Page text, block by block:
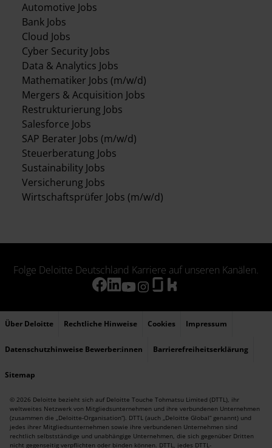
Automotive Jobs
Bank Jobs
Cloud Jobs
Cyber Security Jobs
Data & Analytics Jobs
Mathematiker Jobs (m/w/d)
Mergers & Acquisition Jobs
Restrukturierung Jobs
Salesforce Jobs
SAP Berater Jobs (m/w/d)
Steuerberatung Jobs
Sustainability Jobs
Versicherung Jobs
Wirtschaftsprüfer Jobs (m/w/d)
Folge Deloitte Deutschland Karriere auf unseren Kanälen.
Über Deloitte Rechtliche Hinweise Cookies Impressum
Datenschutzhinweise Bewerber:innen Barrierefreiheitserklärung
Sitemap
© 2026 Deloitte bezieht sich auf Deloitte Touche Tohmatsu Limited (DTTL), ihr
weltweites Netzwerk von Mitgliedsunternehmen und ihre verbundenen Unternehmen
(zusammen die „Deloitte-Organisation“). DTTL (auch „Deloitte Global“ genannt) und
jedes ihrer Mitgliedsunternehmen sowie ihre verbundenen Unternehmen sind
rechtlich selbstständige und unabhängige Unternehmen, die sich gegenüber Dritten
nicht gegenseitig verpflichten oder binden können. DTTL, jedes DTTL-